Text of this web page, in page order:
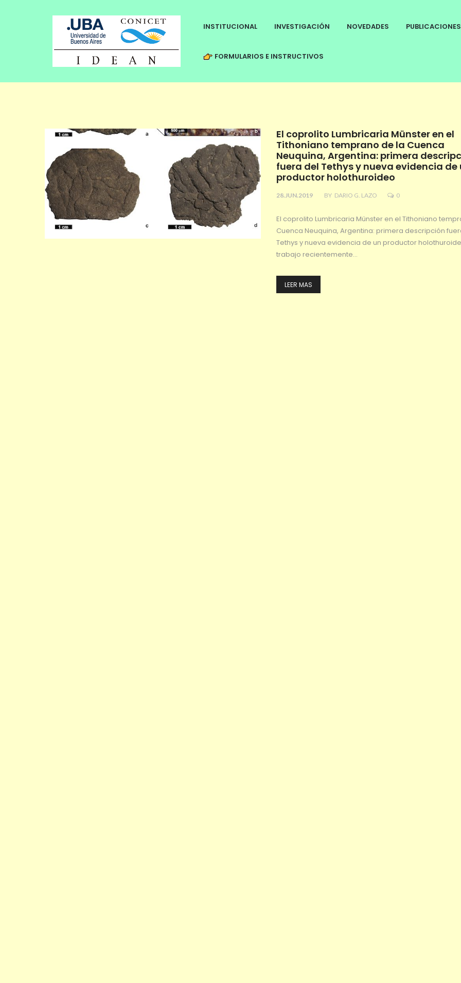
INSTITUCIONAL INVESTIGACIÓN NOVEDADES PUBLICACIONES
FORMULARIOS E INSTRUCTIVOS
El coprolito Lumbricaria Münster en el
Tithoniano temprano de la Cuenca
Neuquina, Argentina: primera
fuera del Tethys y nueva evidencia de
productor holothuroideo
28.JUN.2019 BY DARIO G. LAZO 0
El coprolito Lumbricaria Münster en el Tithoniano
Cuenca Neuquina, Argentina: primera descripción
Tethys y nueva evidencia de un productor
trabajo recientemente…
LEER MAS